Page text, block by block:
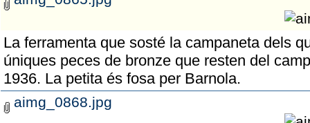
La ferramenta que sosté la campaneta dels
úniques peces de bronze que resten del
1936. La petita és fosa per Barnola.
aimg_0868.jpg